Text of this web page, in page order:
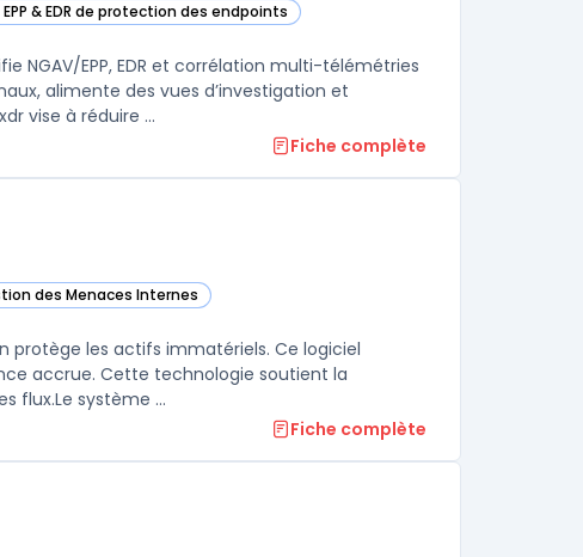
& EDR de protection des endpoints
dans cette catégorie
NGAV/EPP, EDR et corrélation multi-télémétries
alimente des vues d’investigation et
vise à réduire ...
Fiche complète
des Menaces Internes
cette catégorie
protège les actifs immatériels. Ce logiciel
accrue. Cette technologie soutient la
souveraineté numérique tout en gardant un contrôle strict sur les flux.Le système ...
Fiche complète